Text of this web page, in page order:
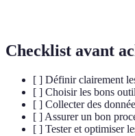
Checklist avant
[ ] Définir clairement
[ ] Choisir les bons
[ ] Collecter des
[ ] Assurer un bon
[ ] Tester et optimiser